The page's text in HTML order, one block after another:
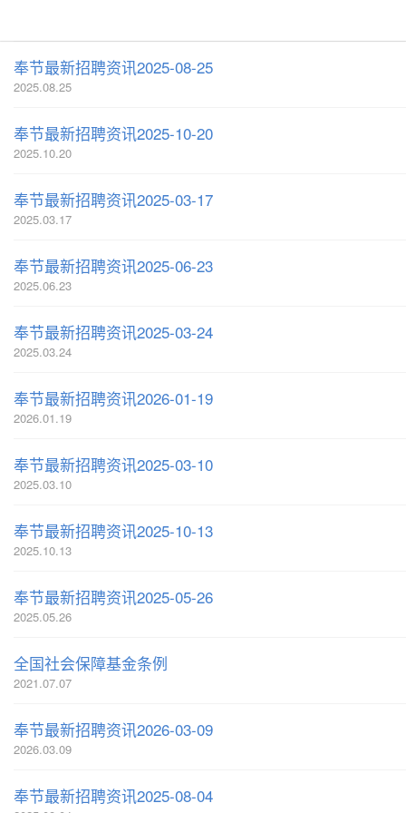
奉节最新招聘资讯2025-08-25
2025.08.25
奉节最新招聘资讯2025-10-20
2025.10.20
奉节最新招聘资讯2025-03-17
2025.03.17
奉节最新招聘资讯2025-06-23
2025.06.23
奉节最新招聘资讯2025-03-24
2025.03.24
奉节最新招聘资讯2026-01-19
2026.01.19
奉节最新招聘资讯2025-03-10
2025.03.10
奉节最新招聘资讯2025-10-13
2025.10.13
奉节最新招聘资讯2025-05-26
2025.05.26
全国社会保障基金条例
2021.07.07
奉节最新招聘资讯2026-03-09
2026.03.09
奉节最新招聘资讯2025-08-04